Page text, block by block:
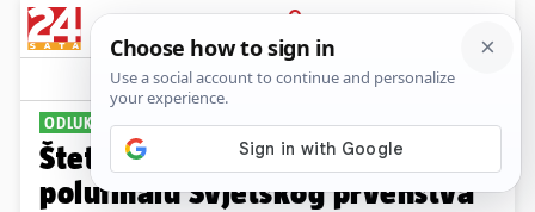
PRIJAVA
Sport Komentari
ODLUKOM SUDACA
Šteta... Gabrijel Veočić izgubio u
polufinalu Svjetskog prvenstva